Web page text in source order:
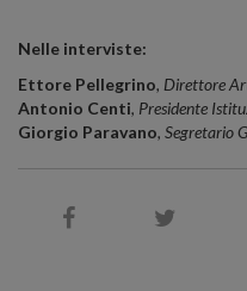
Nelle interviste:
Ettore Pellegrino, Direttore
Antonio Centi, Presidente
Giorgio Paravano, Segretario